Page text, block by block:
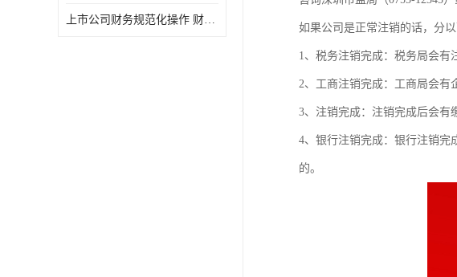
上市公司财务规范化操作 财务规范化操作 如何操作
如果公司是正常注销的话，分以
1、税务注销完成：税务局会有
2、工商注销完成：工商局会有
3、注销完成：注销完成后会有
4、银行注销完成：银行注销完
的。